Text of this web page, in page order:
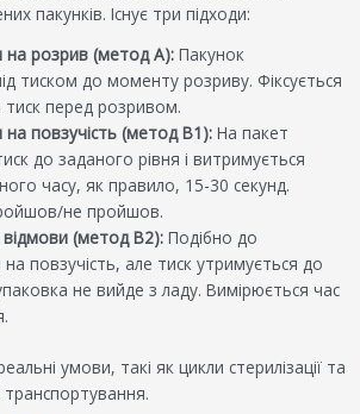
пакунків. Існує три підходи:
на розрив (метод А): Пакунок
тиском до моменту розриву. Фіксується
перед розривом.
повзучість (метод B1): На пакет
до заданого рівня і витримується
часу, як правило, 15-30 секунд.
не пройшов.
відмови (метод B2): Подібно до
повзучість, але тиск утримується до
не вийде з ладу. Вимірюється час
умови, такі як цикли стерилізації та
транспортування.